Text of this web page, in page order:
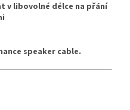
v libovolné délce na přání
speaker cable.